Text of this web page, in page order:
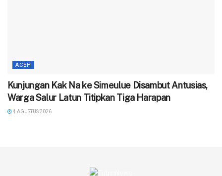
ACEH
Kunjungan Kak Na ke Simeulue Disambut Antusias,
Warga Salur Latun Titipkan Tiga Harapan
4 AGUSTUS 2026